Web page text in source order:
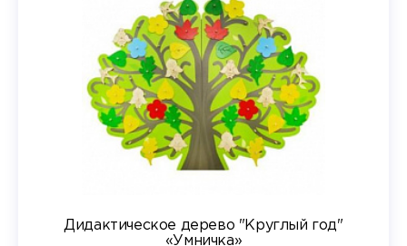
Дидактическое дерево "Круглый год"
«Умничка»